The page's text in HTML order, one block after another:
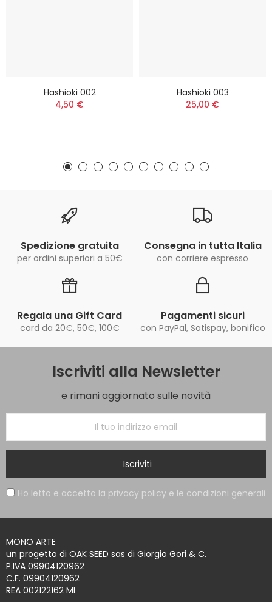
Hashioki 002
4,50 €
Hashioki 003
25,00 €
Spedizione gratuita
per ordini superiori a 50€
Consegna in tutta Italia
con corriere espresso
Regala una Gift Card
card da 20€, 50€, 100€
Pagamenti sicuri
con PayPal, Satispay, bonifico
Iscriviti alla Newsletter
e rimani aggiornato sulle novità
Iscriviti
Ho letto e accetto la privacy policy e le condizioni generali
MONO ARTE
un progetto di OAK SEED sas di Giorgio Gori & C.
P.IVA 09904120962
C.F. 09904120962
REA 002122162 MI